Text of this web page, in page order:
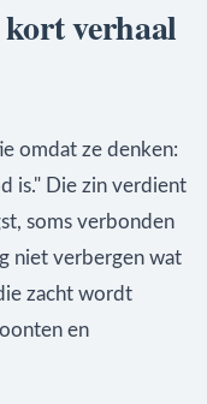
kort verhaal
omdat ze denken:
is." Die zin verdient
soms verbonden
niet verbergen wat
zacht wordt
en